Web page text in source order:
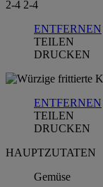
2-4 2-4
ENTFERNEN
TEILEN
DRUCKEN
ENTFERNEN
TEILEN
DRUCKEN
HAUPTZUTATEN
Gemüse